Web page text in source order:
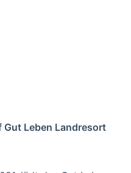
Leben Landresort